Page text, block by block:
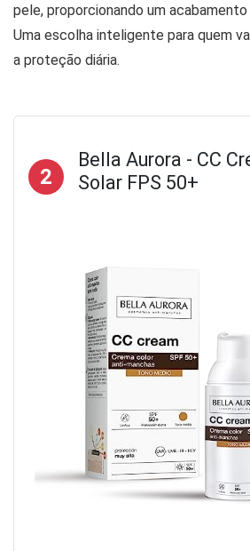
pele, proporcionando um
Uma escolha inteligente para quem
a proteção diária.
2
Bella Aurora - CC
Solar FPS 50+